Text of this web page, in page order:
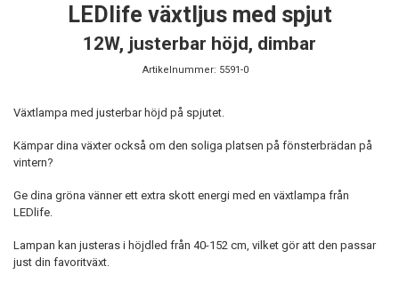
LEDlife växtljus med spjut
12W, justerbar höjd, dimbar
Artikelnummer: 5591-0
Växtlampa med justerbar höjd på spjutet.
Kämpar dina växter också om den soliga platsen på fönsterbrädan på
vintern?
Ge dina gröna vänner ett extra skott energi med en växtlampa från
LEDlife.
Lampan kan justeras i höjdled från 40-152 cm, vilket gör att den passar
just din favoritväxt.